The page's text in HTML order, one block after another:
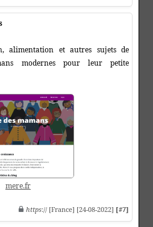
alimentation et autres sujets de
modernes pour leur petite
mere.fr
https:// [France] [24-08-2022] [#7]